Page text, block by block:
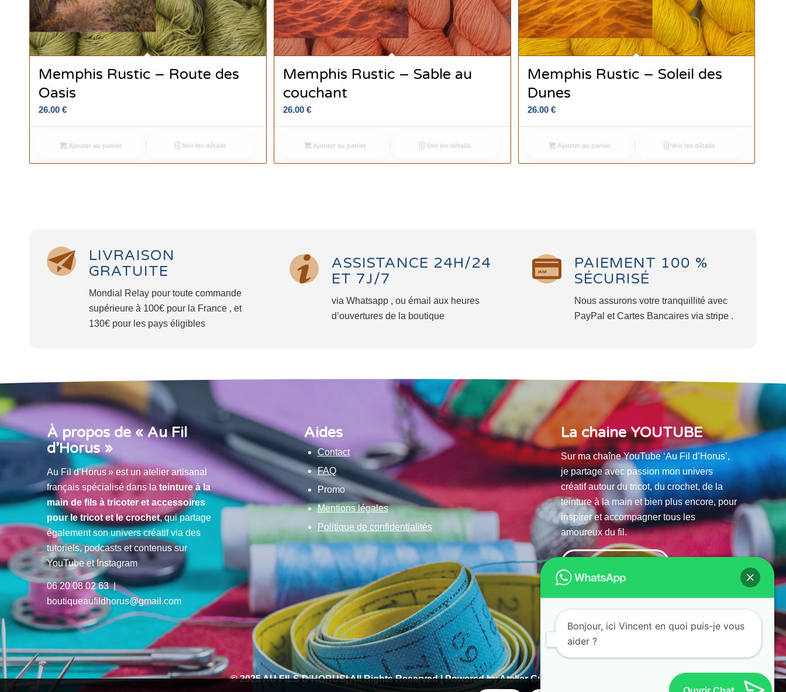
Memphis Rustic – Route des
Oasis
26.00 €
Ajouter au panier Voir les détails
Memphis Rustic – Sable au
couchant
26.00 €
Ajouter au panier Voir les détails
Memphis Rustic – Soleil des
Dunes
26.00 €
Ajouter au panier Voir les détails
LIVRAISON
GRATUITE
Mondial Relay pour toute commande
supérieure à 100€ pour la France , et
130€ pour les pays éligibles
ASSISTANCE 24H/24
ET 7J/7
via Whatsapp , ou émail aux heures
d’ouvertures de la boutique
PAIEMENT 100 %
SÉCURISÉ
Nous assurons votre tranquillité avec
PayPal et Cartes Bancaires via stripe .
À propos de « Au Fil
d’Horus »
Au Fil d’Horus » est un atelier artisanal
français spécialisé dans la teinture à la
main de fils à tricoter et accessoires
pour le tricot et le crochet, qui partage
également son univers créatif via des
tutoriels, podcasts et contenus sur
YouTube et Instagram
06 20 08 02 63 |
boutiqueaufildhorus@gmail.com
Aides
Contact
FAQ
Promo
Mentions légales
Politique de confidentialités
La chaine YOUTUBE
Sur ma chaîne YouTube ‘Au Fil d’Horus’,
je partage avec passion mon univers
créatif autour du tricot, du crochet, de la
teinture à la main et bien plus encore, pour
inspirer et accompagner tous les
amoureux du fil.
© 2025 AU FILS D’HORUS| All Rights Reserved | Powered by Atelier Guias
Bonjour, ici Vincent en quoi puis-je vous
aider ?